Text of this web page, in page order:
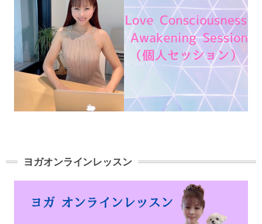
ヨガオンラインレッスン